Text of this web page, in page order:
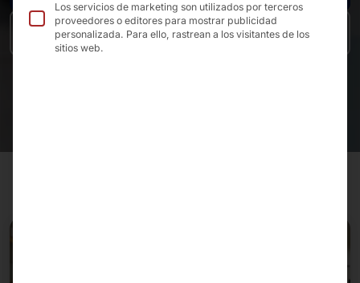
Volver a la visión general del comercio minorista
Los servicios de marketing son utilizados por terceros
proveedores o editores para mostrar publicidad
personalizada. Para ello, rastrean a los visitantes de los
sitios web.